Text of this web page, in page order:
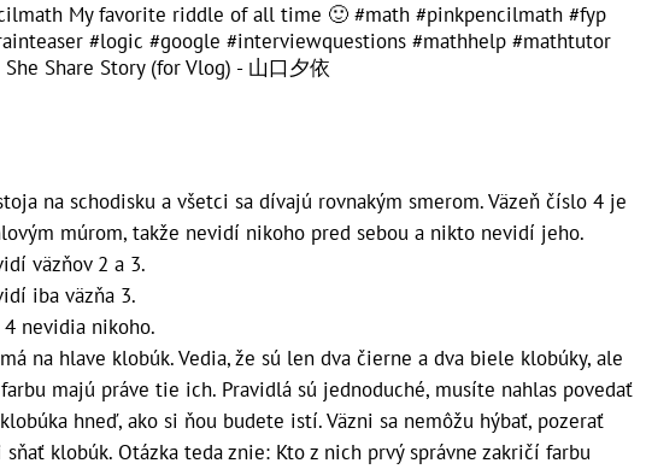
My favorite riddle of all time 🙂 #math #pinkpencilmath #fyp
#logic #google #interviewquestions #mathhelp #mathtutor
Share Story (for Vlog) - 山口夕依
na schodisku a všetci sa dívajú rovnakým smerom. Väzeň číslo 4 je
múrom, takže nevidí nikoho pred sebou a nikto nevidí jeho.
väzňov 2 a 3.
iba väzňa 3.
nevidia nikoho.
na hlave klobúk. Vedia, že sú len dva čierne a dva biele klobúky, ale
majú práve tie ich. Pravidlá sú jednoduché, musíte nahlas povedať
hneď, ako si ňou budete istí. Väzni sa nemôžu hýbať, pozerať
sňať klobúk. Otázka teda znie: Kto z nich prvý správne zakričí farbu